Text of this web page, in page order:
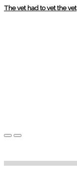
The vet had to vet the vet